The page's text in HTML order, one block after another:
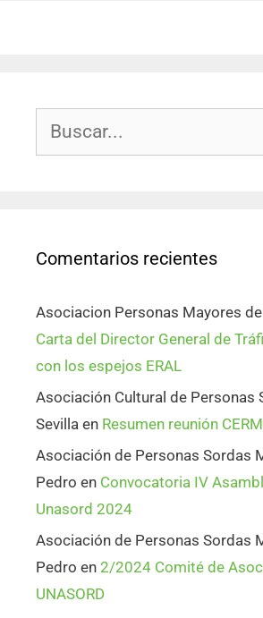
Comentarios recientes
Asociacion Personas Mayores
Carta del Director General de
con los espejos ERAL
Asociación Cultural de Personas
Sevilla en Resumen reunión
Asociación de Personas Sordas
Pedro en Convocatoria IV
Unasord 2024
Asociación de Personas Sordas
Pedro en 2/2024 Comité de
UNASORD